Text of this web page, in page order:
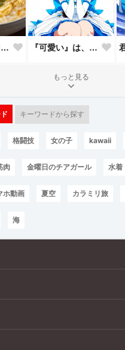
ふんわり卵の中華粥 『可愛い』は、一回じゃ足りない。🩵
もっと見る
キーワードから探す
格闘技 女の子 kawaii
肉 金曜日のチアガール 水着
ホ動画 夏空 カラミリ旅
海